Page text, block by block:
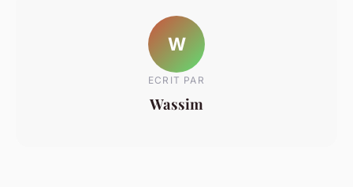
W
ECRIT PAR
Wassim